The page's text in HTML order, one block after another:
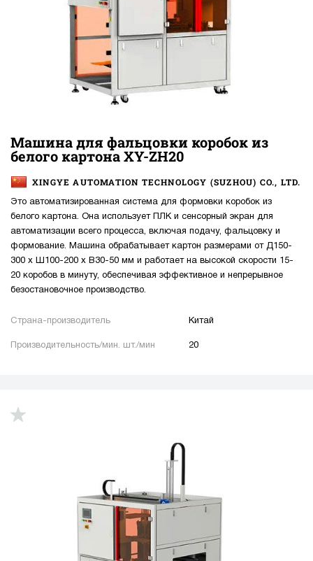
Машина для фальцовки коробок из
белого картона XY-ZH20
XINGYE AUTOMATION TECHNOLOGY (SUZHOU) CO., LTD.
Это автоматизированная система для формовки коробок из
белого картона. Она использует ПЛК и сенсорный экран для
автоматизации всего процесса, включая подачу, фальцовку и
формование. Машина обрабатывает картон размерами от Д150-
300 x Ш100-200 x В30-50 мм и работает на высокой скорости 15-
20 коробов в минуту, обеспечивая эффективное и непрерывное
безостановочное производство.
Страна-производитель Китай
Производительность/мин. шт./мин 20